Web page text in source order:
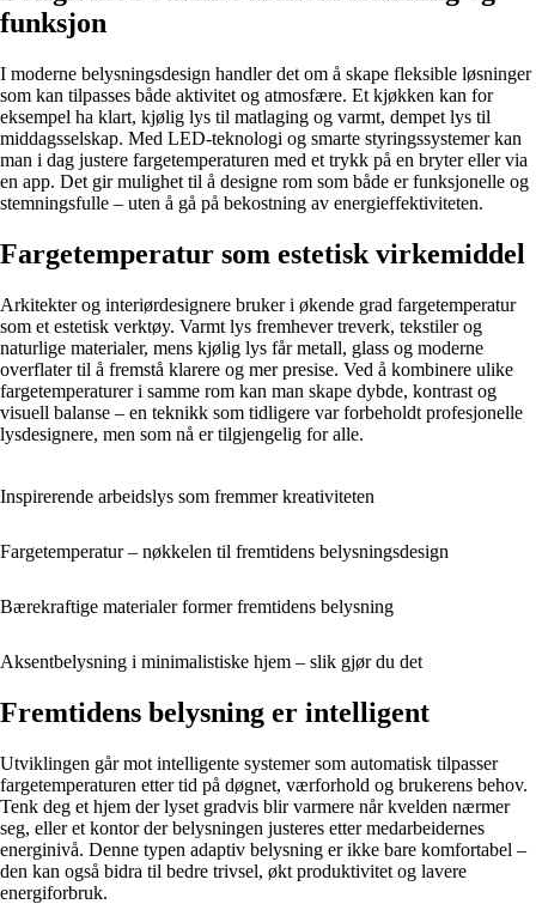
funksjon
I moderne belysningsdesign handler det om å skape fleksible løsninger
som kan tilpasses både aktivitet og atmosfære. Et kjøkken kan for
eksempel ha klart, kjølig lys til matlaging og varmt, dempet lys til
middagsselskap. Med LED-teknologi og smarte styringssystemer kan
man i dag justere fargetemperaturen med et trykk på en bryter eller via
en app. Det gir mulighet til å designe rom som både er funksjonelle og
stemningsfulle – uten å gå på bekostning av energieffektiviteten.
Fargetemperatur som estetisk virkemiddel
Arkitekter og interiørdesignere bruker i økende grad fargetemperatur
som et estetisk verktøy. Varmt lys fremhever treverk, tekstiler og
naturlige materialer, mens kjølig lys får metall, glass og moderne
overflater til å fremstå klarere og mer presise. Ved å kombinere ulike
fargetemperaturer i samme rom kan man skape dybde, kontrast og
visuell balanse – en teknikk som tidligere var forbeholdt profesjonelle
lysdesignere, men som nå er tilgjengelig for alle.
Inspirerende arbeidslys som fremmer kreativiteten
Fargetemperatur – nøkkelen til fremtidens belysningsdesign
Bærekraftige materialer former fremtidens belysning
Aksentbelysning i minimalistiske hjem – slik gjør du det
Fremtidens belysning er intelligent
Utviklingen går mot intelligente systemer som automatisk tilpasser
fargetemperaturen etter tid på døgnet, værforhold og brukerens behov.
Tenk deg et hjem der lyset gradvis blir varmere når kvelden nærmer
seg, eller et kontor der belysningen justeres etter medarbeidernes
energinivå. Denne typen adaptiv belysning er ikke bare komfortabel –
den kan også bidra til bedre trivsel, økt produktivitet og lavere
energiforbruk.